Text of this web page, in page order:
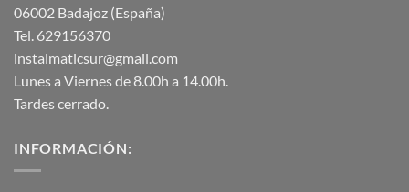
06002 Badajoz (España)
Tel. 629156370
instalmaticsur@gmail.com
Lunes a Viernes de 8.00h a 14.00h.
Tardes cerrado.
INFORMACIÓN: